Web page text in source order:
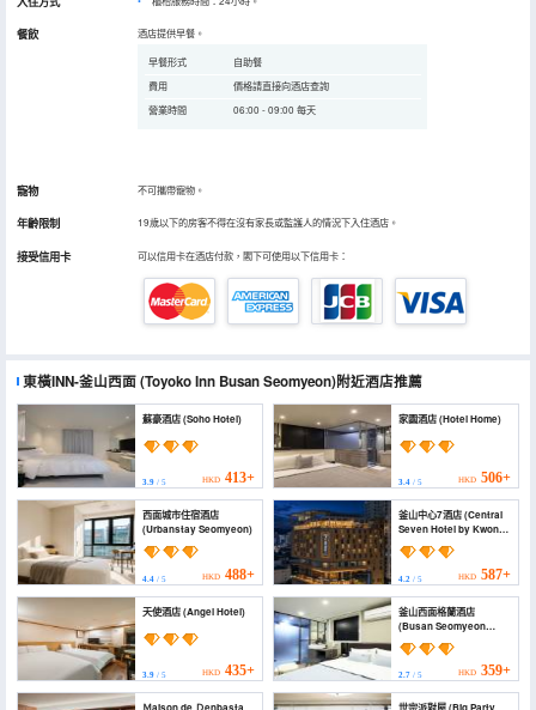
餐飲 酒店提供早餐。
早餐形式
自助餐
費用
價格請直接向酒店查詢
營業時間
06:00 - 09:00 每天
寵物 不可攜帶寵物。
年齡限制 19歲以下的房客不得在沒有家長或監護人的情況下入住酒店。
接受信用卡 可以信用卡在酒店付款，閣下可使用以下信用卡：
東橫INN-釜山西面(Toyoko Inn Busan Seomyeon)附近酒店推薦
蘇豪酒店 (Soho Hotel)
3.9 / 5 HKD 413+
家園酒店 (Hotel Home)
3.4/ 5 HKD 506+
西面城市住宿酒店
(Urbanstay Seomyeon)
4.4 / 5 HKD 488+
釜山中心7酒店 (Central
Seven Hotel by Kwon
Busan Seomyeon)
4.2/ 5 HKD 587+
天使酒店 (Angel Hotel)
3.9 / 5 HKD 435+
釜山西面格蘭酒店
(Busan Seomyeon
Gran)
2.7/ 5 HKD 359+